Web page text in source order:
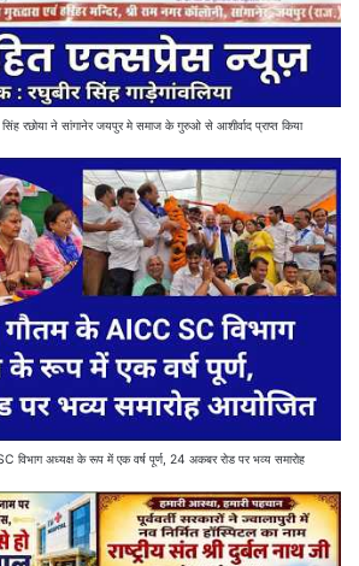
रछोया ने सांगानेर जयपुर मे समाज के गुरुओ से आशीर्वाद प्राप्त किया
विभाग अध्यक्ष के रूप में एक वर्ष पूर्ण, 24 अकबर रोड पर भव्य समारोह